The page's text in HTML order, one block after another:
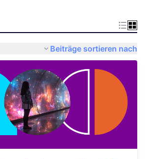
Beiträge sortieren nach